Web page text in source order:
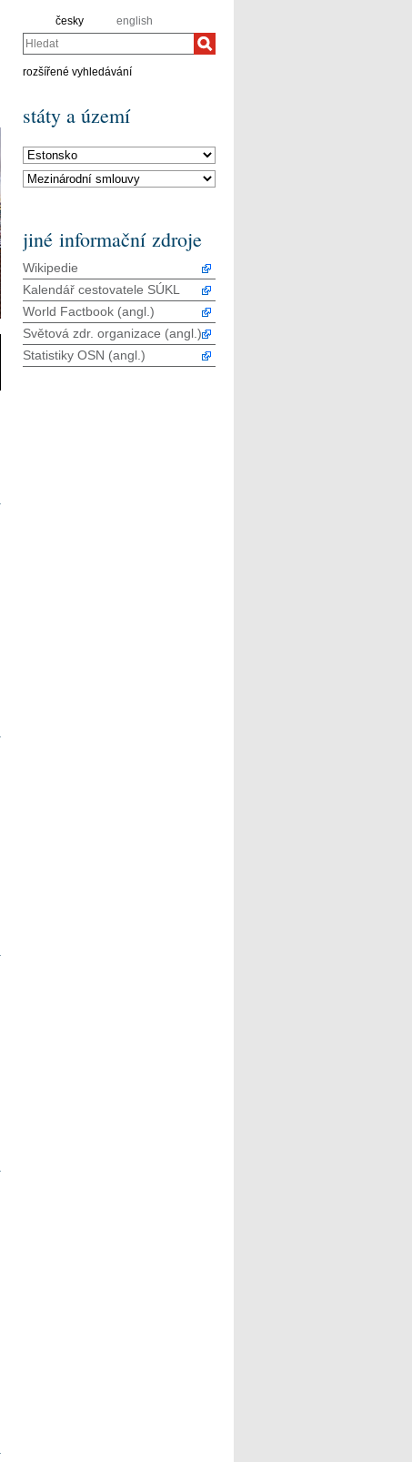
česky english
Hledat
rozšířené vyhledávání
státy a území
jiné informační zdroje
Wikipedie
Kalendář cestovatele SÚKL
World Factbook (angl.)
Světová zdr. organizace (angl.)
Statistiky OSN (angl.)